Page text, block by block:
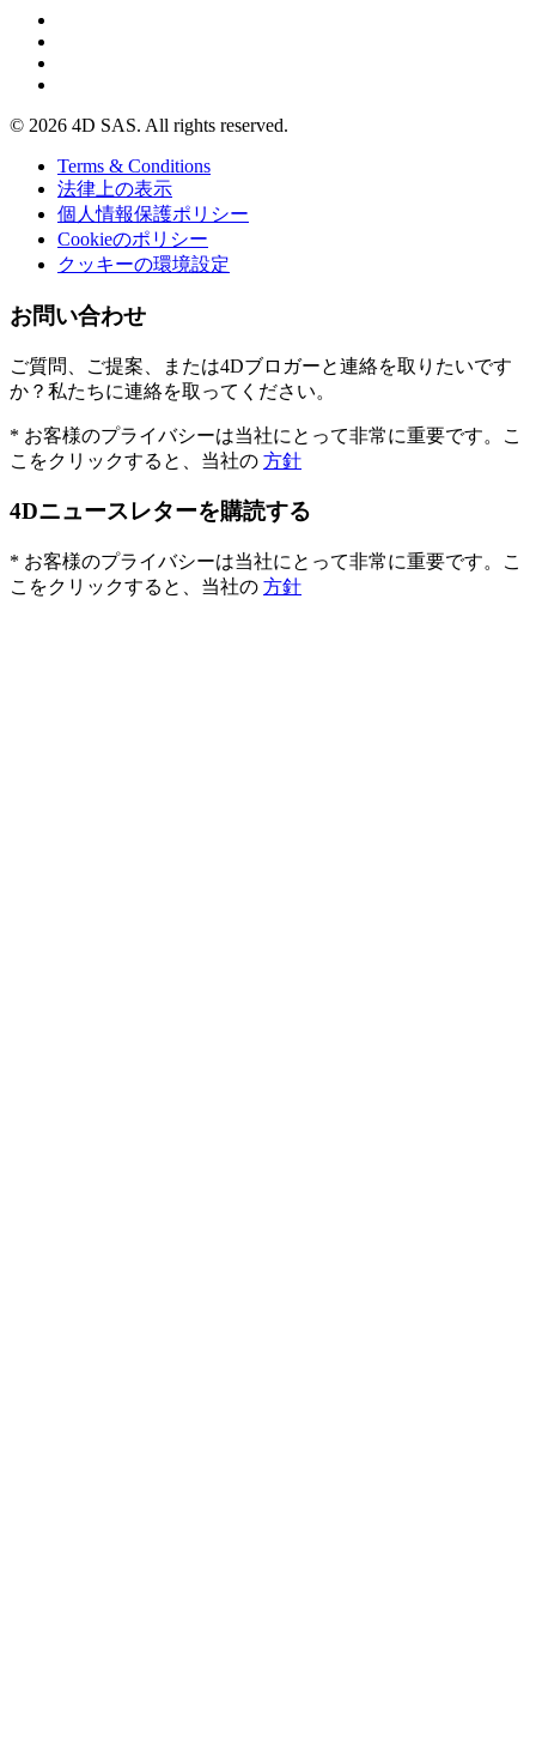
© 2026 4D SAS. All rights reserved.
Terms & Conditions
法律上の表示
個人情報保護ポリシー
Cookieのポリシー
クッキーの環境設定
お問い合わせ
ご質問、ご提案、または4Dブロガーと連絡を取りたいです
か？私たちに連絡を取ってください。
* お客様のプライバシーは当社にとって非常に重要です。こ
こをクリックすると、当社の 方針
4Dニュースレターを購読する
* お客様のプライバシーは当社にとって非常に重要です。こ
こをクリックすると、当社の 方針